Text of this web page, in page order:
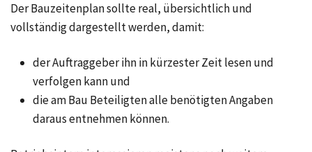
Der Bauzeitenplan sollte real, übersichtlich und
vollständig dargestellt werden, damit:
der Auftraggeber ihn in kürzester Zeit lesen und
verfolgen kann und
die am Bau Beteiligten alle benötigten Angaben
daraus entnehmen können.